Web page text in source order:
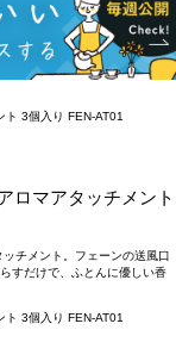
ロマアタッチメント
チメント。フェーンの送風口
すだけで、ふとんに優しい香